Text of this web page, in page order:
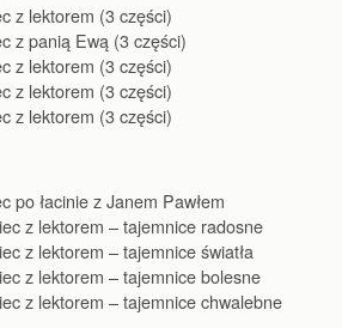
z lektorem (3 części)
z panią Ewą (3 części)
z lektorem (3 części)
z lektorem (3 części)
z lektorem (3 części)
po łacinie z Janem Pawłem
z lektorem – tajemnice radosne
z lektorem – tajemnice światła
z lektorem – tajemnice bolesne
z lektorem – tajemnice chwalebne